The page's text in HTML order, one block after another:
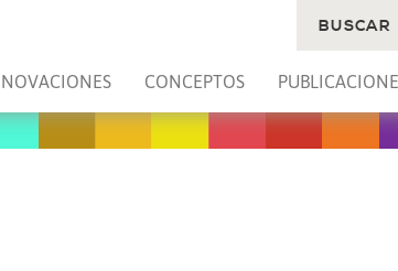
CONCEPTOS
BUSCAR